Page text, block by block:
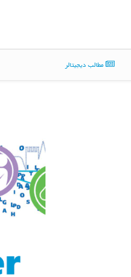
مطالب دیجیتالر